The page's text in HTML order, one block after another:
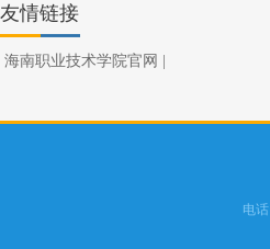
友情链接
海南职业技术学院官网
电